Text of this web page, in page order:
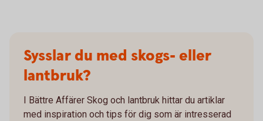
Sysslar du med skogs- eller
lantbruk?
I Bättre Affärer Skog och lantbruk hittar du artiklar
med inspiration och tips för dig som är intresserad